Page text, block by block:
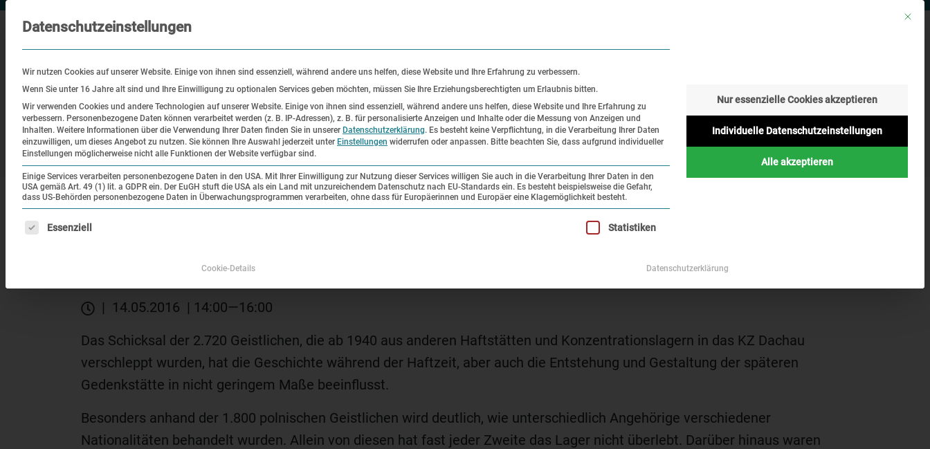
Besuch Bildung
Historischer
Ort
Ausstellungen
Forschung und
Sammlung
Geschichte
Online
Aktuelles
Startseite | Veranstaltungen | Geistliche im KZ Dachau
Geistliche im KZ Dachau
| 14.05.2016 | 14:00—16:00
Das Schicksal der 2.720 Geistlichen, die ab 1940 aus anderen Haftstätten und Konzentrationslagern in das KZ Dachau
verschleppt wurden, hat die Geschichte während der Haftzeit, aber auch die Entstehung und Gestaltung der späteren
Gedenkstätte in nicht geringem Maße beeinflusst.
Besonders anhand der 1.800 polnischen Geistlichen wird deutlich, wie unterschiedlich Angehörige verschiedener
Nationalitäten behandelt wurden. Allein von diesen hat fast jeder Zweite das Lager nicht überlebt. Darüber hinaus waren
Mit
Datenschutzeinstellungen
Wir nutzen Cookies auf unserer Website. Einige von ihnen sind essenziell, während andere uns helfen, diese Website und Ihre Erfahrung zu verbessern.
Wenn Sie unter 16 Jahre alt sind und Ihre Einwilligung zu optionalen Services geben möchten, müssen Sie Ihre Erziehungsberechtigten um Erlaubnis bitten.
Wir verwenden Cookies und andere Technologien auf unserer Website. Einige von ihnen sind essenziell, während andere uns helfen, diese Website und Ihre Erfahrung zu
verbessern. Personenbezogene Daten können verarbeitet werden (z. B. IP-Adressen), z. B. für personalisierte Anzeigen und Inhalte oder die Messung von Anzeigen und
Inhalten. Weitere Informationen über die Verwendung Ihrer Daten finden Sie in unserer Datenschutzerklärung. Es besteht keine Verpflichtung, in die Verarbeitung Ihrer Daten
einzuwilligen, um dieses Angebot zu nutzen. Sie können Ihre Auswahl jederzeit unter Einstellungen widerrufen oder anpassen. Bitte beachten Sie, dass aufgrund individueller
Einstellungen möglicherweise nicht alle Funktionen der Website verfügbar sind.
Einige Services verarbeiten personenbezogene Daten in den USA. Mit Ihrer Einwilligung zur Nutzung dieser Services willigen Sie auch in die Verarbeitung Ihrer Daten in den
USA gemäß Art. 49 (1) lit. a GDPR ein. Der EuGH stuft die USA als ein Land mit unzureichendem Datenschutz nach EU-Standards ein. Es besteht beispielsweise die Gefahr,
dass US-Behörden personenbezogene Daten in Überwachungsprogrammen verarbeiten, ohne dass für Europäerinnen und Europäer eine Klagemöglichkeit besteht.
Es folgt eine Liste der Service-Gruppen, für die eine Einwilligung erteilt werden kann. Die erste Service-Gruppe ist essenziell und kann nicht abgewählt werden.
Essenziell Statistiken
Nur essenzielle Cookies akzeptieren
Individuelle Datenschutzeinstellungen
Alle akzeptieren
Cookie-Details Datenschutzerklärung